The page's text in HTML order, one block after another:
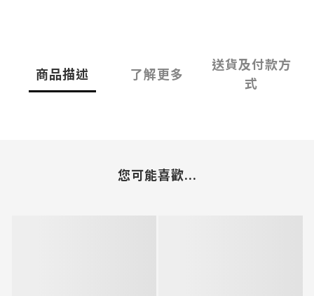
商品描述 了解更多
送貨及付款方
式
您可能喜歡...